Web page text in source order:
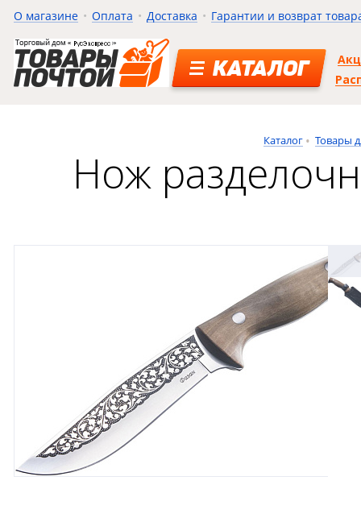
О магазине Оплата Доставка Гарантии и возврат
КАТАЛОГ
Каталог Товары
Нож